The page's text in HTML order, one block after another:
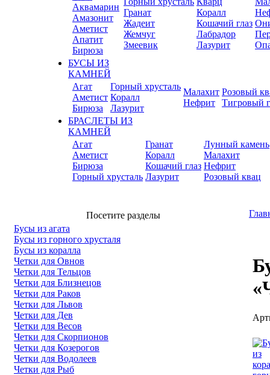
Аквамарин
Амазонит
Аметист
Апатит
Бирюза
Гранат
Жадеит
Жемчуг
Змеевик
Коралл
Кошачий глаз
Лабрадор
Лазурит
БУСЫ ИЗ
КАМНЕЙ
Агат
Аметист
Бирюза
Горный хрусталь
Коралл
Лазурит
Малахит
Нефрит
Розовый
Тигровый
БРАСЛЕТЫ ИЗ
КАМНЕЙ
Агат
Аметист
Бирюза
Горный хрусталь
Гранат
Коралл
Кошачий глаз
Лазурит
Лунный камень
Малахит
Нефрит
Розовый квац
Посетите разделы
Бусы из агата
Бусы из горного хрусталя
Бусы из коралла
Четки для Овнов
Четки для Тельцов
Четки для Близнецов
Четки для Раков
Четки для Львов
Четки для Дев
Четки для Весов
Четки для Скорпионов
Четки для Козерогов
Четки для Водолеев
Четки для Рыб